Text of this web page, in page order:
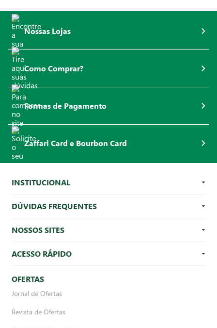
Nossas Lojas
Como Comprar?
Formas de Pagamento
Zaffari Card e Bourbon Card
INSTITUCIONAL
DÚVIDAS FREQUENTES
NOSSOS SITES
ACESSO RÁPIDO
OFERTAS
Jornal de Ofertas
Revista de Ofertas